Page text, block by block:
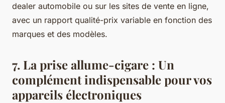
dealer automobile ou sur les sites de vente en ligne,
avec un rapport qualité-prix variable en fonction des
marques et des modèles.
7. La prise allume-cigare : Un
complément indispensable pour vos
appareils électroniques